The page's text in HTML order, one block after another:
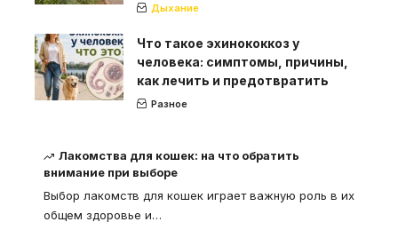
Дыхание
Что такое эхинококкоз у
человека: симптомы, причины,
как лечить и предотвратить
Разное
Лакомства для кошек: на что обратить
внимание при выборе
Выбор лакомств для кошек играет важную роль в их
общем здоровье и…